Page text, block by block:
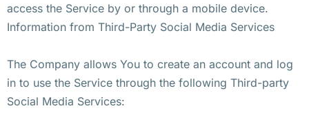
access the Service by or through a mobile device.
Information from Third-Party Social Media Services
The Company allows You to create an account and log
in to use the Service through the following Third-party
Social Media Services: